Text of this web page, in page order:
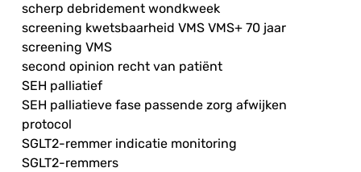
scherp debridement wondkweek
screening kwetsbaarheid VMS VMS+ 70 jaar
screening VMS
second opinion recht van patiënt
SEH palliatief
SEH palliatieve fase passende zorg afwijken
protocol
SGLT2-remmer indicatie monitoring
SGLT2-remmers